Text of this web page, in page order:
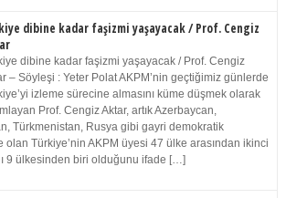
dibine kadar faşizmi yaşayacak / Prof. Cengiz
dibine kadar faşizmi yaşayacak / Prof. Cengiz
– Söyleşi : Yeter Polat AKPM’nin geçtiğimiz günlerde
izleme sürecine almasını küme düşmek olarak
Prof. Cengiz Aktar, artık Azerbaycan,
Türkmenistan, Rusya gibi gayri demokratik
olan Türkiye’nin AKPM üyesi 47 ülke arasından ikinci
9 ülkesinden biri olduğunu ifade […]